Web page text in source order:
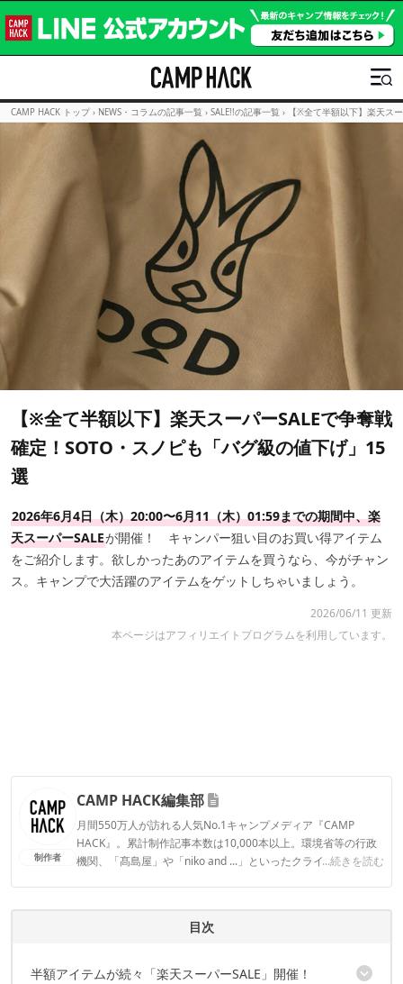
CAMP HACK トップ › NEWS・コラムの記事一覧 › SALE!!の記事一覧 › 【※全て半額以下】楽天ス
【※全て半額以下】楽天スーパーSALEで争奪戦
確定！SOTO・スノピも「バグ級の値下げ」15
選
2026年6月4日（木）20:00〜6月11（木）01:59までの期間中、楽
天スーパーSALEが開催！ キャンパー狙い目のお買い得アイテム
をご紹介します。欲しかったあのアイテムを買うなら、今がチャン
ス。キャンプで大活躍のアイテムをゲットしちゃいましょう。
2026/06/11 更新
本ページはアフィリエイトプログラムを利用しています。
制作者
CAMP HACK編集部
月間550万人が訪れる人気No.1キャンプメディア『CAMP
HACK』。累計制作記事本数は10,000本以上。環境省等の行政
機関、「髙島屋」や「niko and ...」といったクライアントとの
...続きを読む
CAMP HACK編集部のプロフィール
目次
半額アイテムが続々「楽天スーパーSALE」開催！